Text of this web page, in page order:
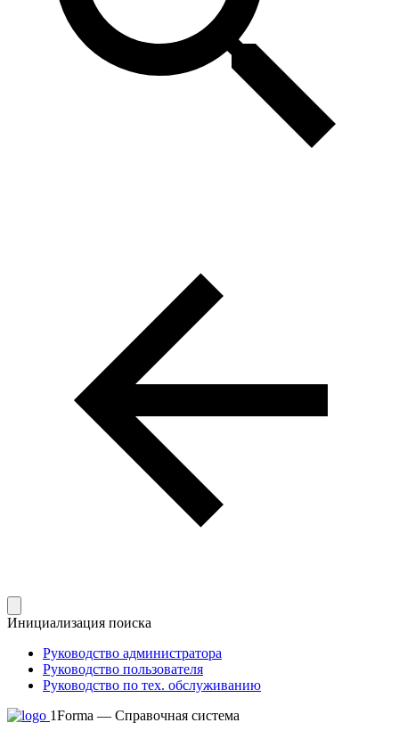
Инициализация поиска
Руководство администратора
Руководство пользователя
Руководство по тех. обслуживанию
1Forma — Справочная система